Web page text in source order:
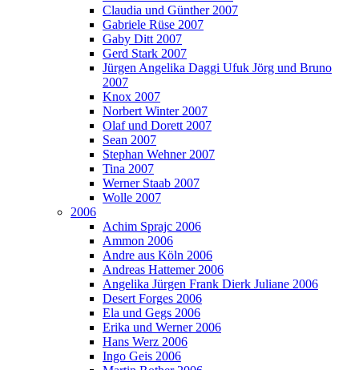
Claudia und Günther 2007
Gabriele Rüse 2007
Gaby Ditt 2007
Gerd Stark 2007
Jürgen Angelika Daggi Ufuk Jörg und Bruno
2007
Knox 2007
Norbert Winter 2007
Olaf und Dorett 2007
Sean 2007
Stephan Wehner 2007
Tina 2007
Werner Staab 2007
Wolle 2007
2006
Achim Sprajc 2006
Ammon 2006
Andre aus Köln 2006
Andreas Hattemer 2006
Angelika Jürgen Frank Dierk Juliane 2006
Desert Forges 2006
Ela und Gegs 2006
Erika und Werner 2006
Hans Werz 2006
Ingo Geis 2006